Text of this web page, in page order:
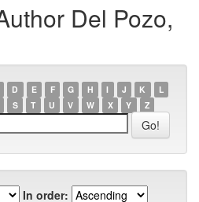
Del Pozo,
D E F G H I J K
L
S T U V W X Y Z
In order: